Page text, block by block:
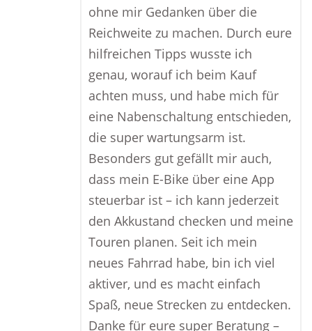
ohne mir Gedanken über die
Reichweite zu machen. Durch eure
hilfreichen Tipps wusste ich
genau, worauf ich beim Kauf
achten muss, und habe mich für
eine Nabenschaltung entschieden,
die super wartungsarm ist.
Besonders gut gefällt mir auch,
dass mein E-Bike über eine App
steuerbar ist – ich kann jederzeit
den Akkustand checken und meine
Touren planen. Seit ich mein
neues Fahrrad habe, bin ich viel
aktiver, und es macht einfach
Spaß, neue Strecken zu entdecken.
Danke für eure super Beratung –